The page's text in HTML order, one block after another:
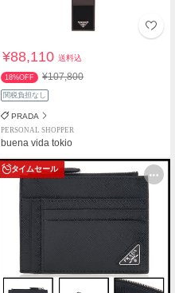
¥88,110送料込
18%OFF ¥107,800
関税負担なし
PRADA
PERSONAL SHOPPER
buena vida tokio
タイムセール